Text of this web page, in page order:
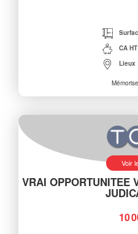
CA HT
Lieux
Voir
VRAI OPPORTUNITEE
10